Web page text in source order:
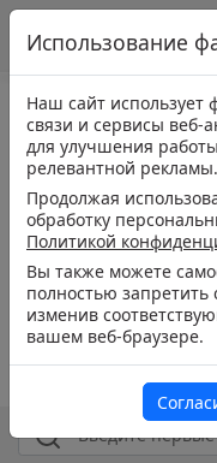
Использование
Наш сайт использует
связи и сервисы веб-
для улучшения
релевантной рекламы.
Продолжая
обработку
Политикой
Вы также можете
полностью запретить
изменив
вашем веб-браузере.